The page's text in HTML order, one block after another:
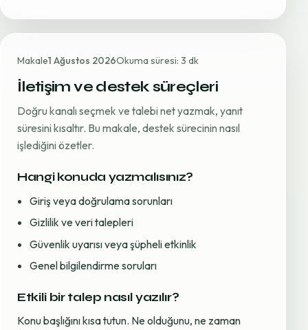
Makale1 Ağustos 2026Okuma süresi: 3 dk
İletişim ve destek süreçleri
Doğru kanalı seçmek ve talebi net yazmak, yanıt
süresini kısaltır. Bu makale, destek sürecinin nasıl
işlediğini özetler.
Hangi konuda yazmalısınız?
Giriş veya doğrulama sorunları
Gizlilik ve veri talepleri
Güvenlik uyarısı veya şüpheli etkinlik
Genel bilgilendirme soruları
Etkili bir talep nasıl yazılır?
Konu başlığını kısa tutun. Ne olduğunu, ne zaman